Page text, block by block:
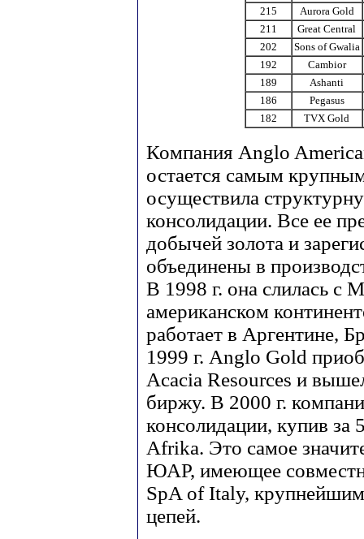
215
Aurora Gold
211
Great Central
202
Sons of Gwalia
192
Cambior
189
Ashanti
186
Pegasus
182
TVX Gold
Компания Anglo
остается самым
осуществила
консолидации. Все ее
добычей золота и
объединены в
В 1998 г. она слилась с
американском
работает в Аргентине,
1999 г. Anglo Gold
Acacia Resources и
биржу. В 2000 г.
консолидации, купив за
Afrika. Это самое
ЮАР, имеющее
SpA of Italy,
цепей.